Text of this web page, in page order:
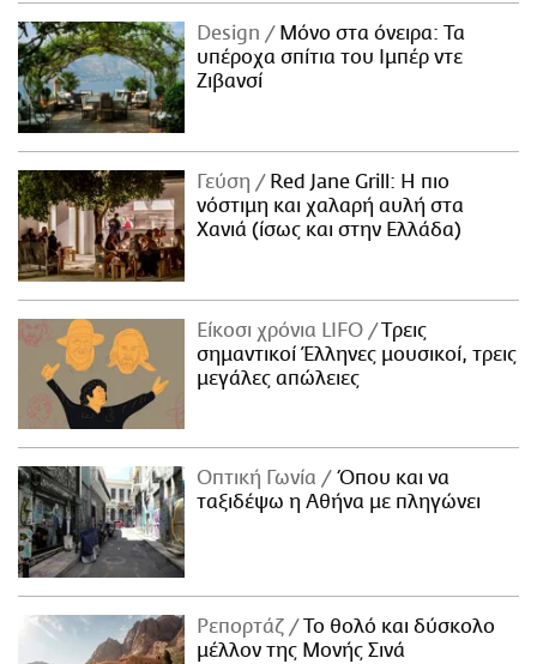
Design
Μόνο στα όνειρα: Τα
υπέροχα σπίτια του Ιμπέρ ντε
Ζιβανσί
Γεύση
Red Jane Grill: Η πιο
νόστιμη και χαλαρή αυλή στα
Χανιά (ίσως και στην Ελλάδα)
Είκοσι χρόνια LIFO
Tρεις
σημαντικοί Έλληνες μουσικοί, τρεις
μεγάλες απώλειες
Οπτική Γωνία
Όπου και να
ταξιδέψω η Αθήνα με πληγώνει
Ρεπορτάζ
Το θολό και δύσκολο
μέλλον της Μονής Σινά